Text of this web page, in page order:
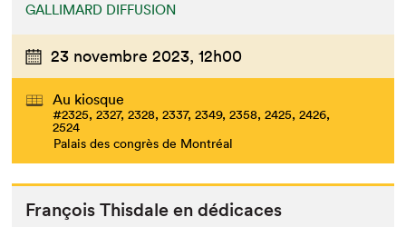
GALLIMARD DIFFUSION
23 novembre 2023, 12h00
Au kiosque
#2325, 2327, 2328, 2337, 2349, 2358, 2425, 2426,
2524
Palais des congrès de Montréal
François This­dale en dédicaces